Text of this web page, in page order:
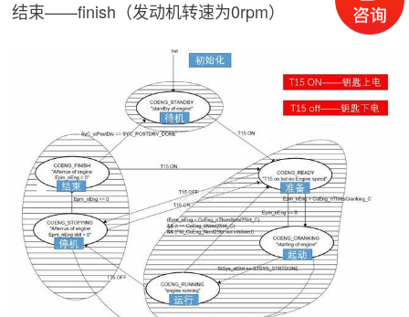
结束——finish（发动机转速为0rpm）